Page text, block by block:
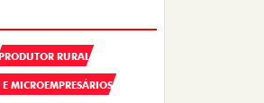
RURAL
MICROEMPRESÁRIOS